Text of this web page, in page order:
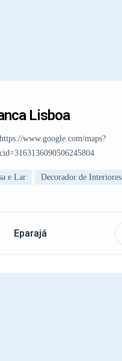
Lisboa
https://www.google.com/maps?
cid=3163136090506245804
e Lar Decorador de Interiores
Eparajá